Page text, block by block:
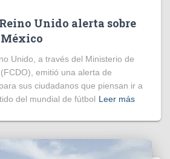
Unido alerta sobre
Unido, a través del Ministerio de
emitió una alerta de
sus ciudadanos que piensan ir a
del mundial de fútbol Leer más